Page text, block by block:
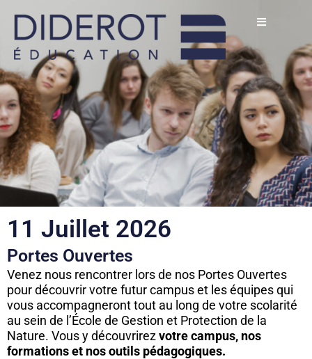
contenu
11 Juillet 2026
Portes Ouvertes
Venez nous rencontrer lors de nos Portes Ouvertes
pour découvrir votre futur campus et les équipes qui
vous accompagneront tout au long de votre scolarité
au sein de l’École de Gestion et Protection de la
Nature. Vous y découvrirezvotre campus, nos
formations et nos outils pédagogiques.